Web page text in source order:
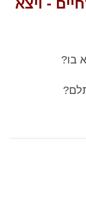
- ויצא
בו?